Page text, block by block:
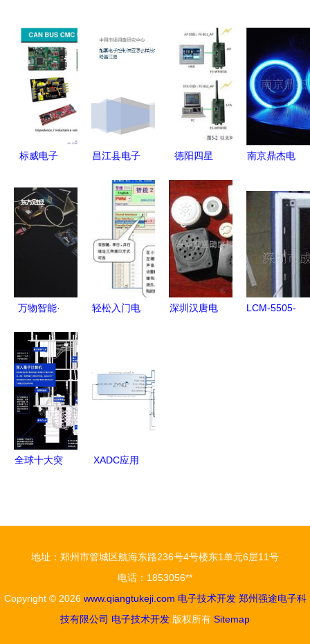
标威电子
术方案及电
子技术开发
昌江县电子
何决战高端
配套电子控
制领域
德阳四星
WF485IE
智能通信的
可靠之选
南京鼎杰电
电子技术开
万物智能·
海睿赛德电
子科技举
办“2020
RT-Thread
开发者大
会”推动电
轻松入门电
国邮购套件
全指南
深圳汉唐电
LCM-5505-
全球十大突
展望
XADC应用
地址：郑州市管城区航海东路236号4号楼东1单元6层11号
电话：1853056**
Copyright © 2026 www.qiangtukeji.com 电子技术开发 郑州强途电子科
技有限公司 电子技术开发 版权所有 Sitemap